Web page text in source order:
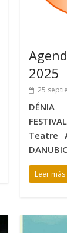
2025
25
Teatre
Leer más